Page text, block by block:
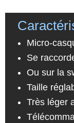
Micro-
Se
Ou sur la
Taille
Très léger